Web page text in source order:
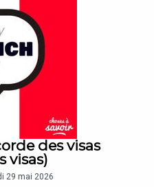
des visas
visas)
29 mai 2026